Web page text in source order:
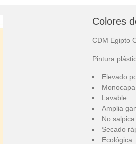
Colores
CDM Egipto
Pintura
Elevado
Monocapa
Lavable
Amplia
No
Secado
Ecológica